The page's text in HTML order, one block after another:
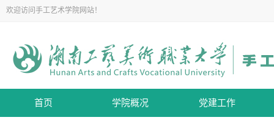
欢迎访问手工艺术学院网站！
首页 学院概况 党建工作